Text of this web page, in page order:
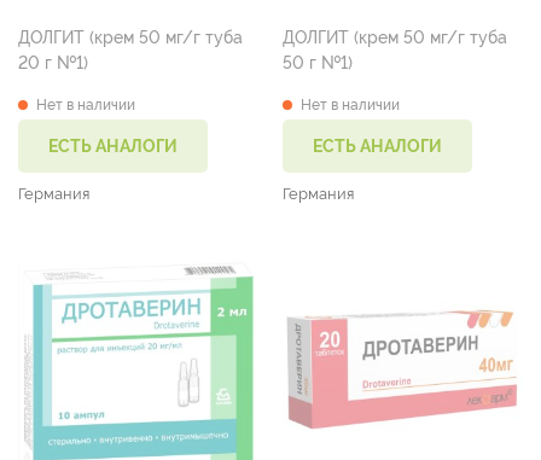
ДОЛГИТ (крем 50 мг/г туба
20 г №1)
Нет в наличии
ЕСТЬ АНАЛОГИ
Германия
ДОЛГИТ (крем 50 мг/г туба
50 г №1)
Нет в наличии
ЕСТЬ АНАЛОГИ
Германия